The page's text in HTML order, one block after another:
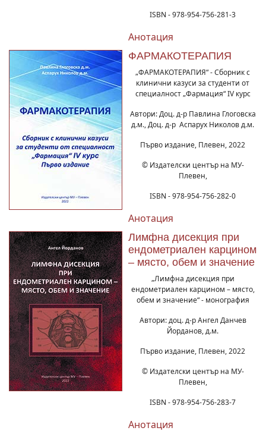
ISBN - 978-954-756-281-3
Анотация
ФАРМАКОТЕРАПИЯ
„ФАРМАКОТЕРАПИЯ“ - Сборник с
клинични казуси за студенти от
специалност „Фармация“ IV курс
Автори: Доц. д-р Павлина Глоговска
д.м., Доц. д-р Аспарух Николов д.м.
Първо издание, Плевен, 2022
© Издателски център на МУ-
Плевен,
ISBN - 978-954-756-282-0
Анотация
Лимфна дисекция при
ендометриален карцином
– място, обем и значение
„Лимфна дисекция при
ендометриален карцином – място,
обем и значение“ - монография
Автори: доц. д-р Ангел Данчев
Йорданов, д.м.
Първо издание, Плевен, 2022
© Издателски център на МУ-
Плевен,
ISBN - 978-954-756-283-7
Анотация